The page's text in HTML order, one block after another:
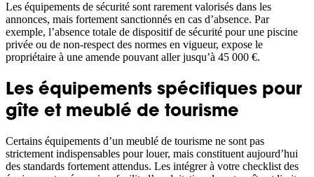
Les équipements de sécurité sont rarement valorisés dans les
annonces, mais fortement sanctionnés en cas d’absence. Par
exemple, l’absence totale de dispositif de sécurité pour une piscine
privée ou de non-respect des normes en vigueur, expose le
propriétaire à une amende pouvant aller jusqu’à 45 000 €.
Les équipements spécifiques pour
gîte et meublé de tourisme
Certains équipements d’un meublé de tourisme ne sont pas
strictement indispensables pour louer, mais constituent aujourd’hui
des standards fortement attendus. Les intégrer à votre checklist des